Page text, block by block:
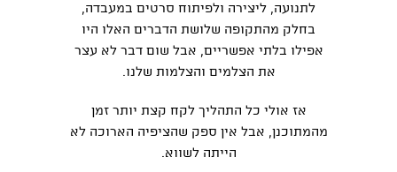
לתנועה, ליצירה ולפיתוח סרטים במעבדה,
בחלק מהתקופה שלושת הדברים האלו היו
אפילו בלתי אפשריים, אבל שום דבר לא עצר
את הצלמים והצלמות שלנו.
אז אולי כל התהליך לקח קצת יותר זמן
מהמתוכנן, אבל אין ספק שהציפיה הארוכה לא
הייתה לשווא.